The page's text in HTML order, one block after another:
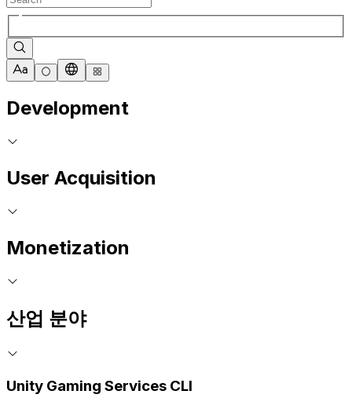
Development
User Acquisition
Monetization
산업 분야
Unity Gaming Services CLI